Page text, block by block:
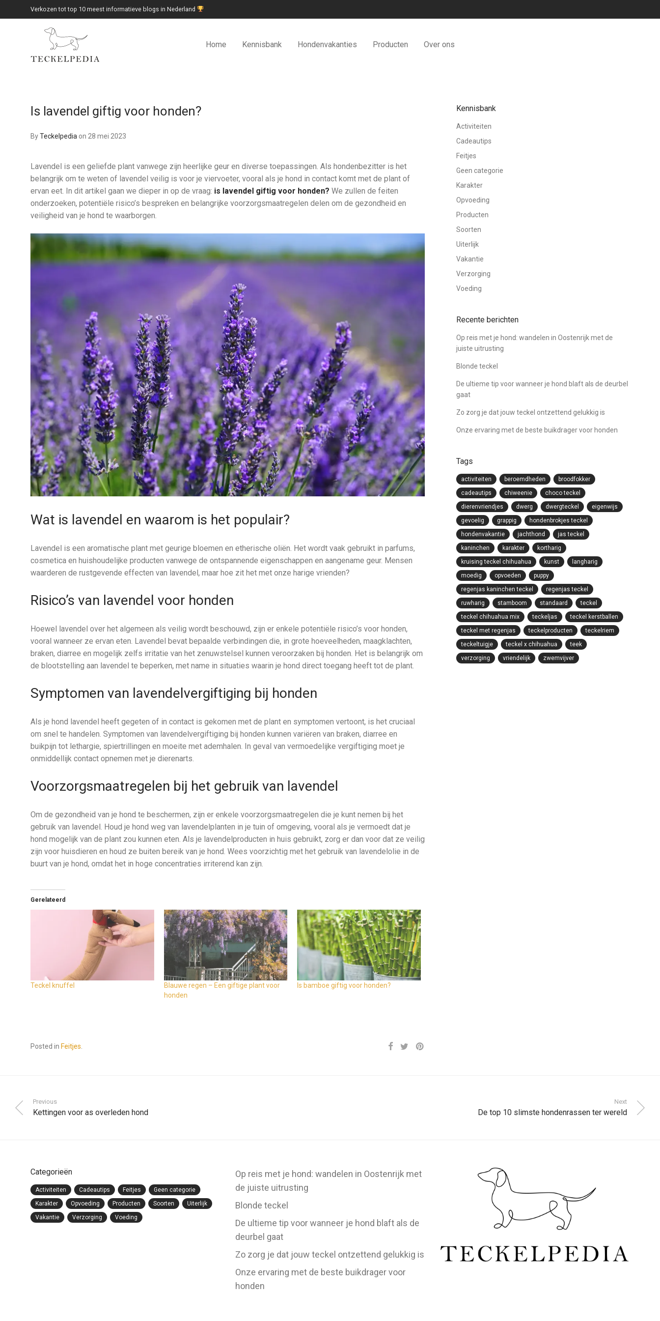
Verkozen tot top 10 meest informatieve blogs in Nederland
Home Kennisbank Hondenvakanties Producten Over ons
Is lavendel giftig voor honden?
ByTeckelpedia on 28 mei 2023
Lavendel is een geliefde plant vanwege zijn heerlijke geur en diverse toepassingen. Als hondenbezitter is het
belangrijk om te weten of lavendel veilig is voor je viervoeter, vooral als je hond in contact komt met de plant of
ervan eet. In dit artikel gaan we dieper in op de vraag: is lavendel giftig voor honden? We zullen de feiten
onderzoeken, potentiële risico’s bespreken en belangrijke voorzorgsmaatregelen delen om de gezondheid en
veiligheid van je hond te waarborgen.
Wat is lavendel en waarom is het populair?
Lavendel is een aromatische plant met geurige bloemen en etherische oliën. Het wordt vaak gebruikt in parfums,
cosmetica en huishoudelijke producten vanwege de ontspannende eigenschappen en aangename geur. Mensen
waarderen de rustgevende effecten van lavendel, maar hoe zit het met onze harige vrienden?
Risico’s van lavendel voor honden
Hoewel lavendel over het algemeen als veilig wordt beschouwd, zijn er enkele potentiële risico’s voor honden,
vooral wanneer ze ervan eten. Lavendel bevat bepaalde verbindingen die, in grote hoeveelheden, maagklachten,
braken, diarree en mogelijk zelfs irritatie van het zenuwstelsel kunnen veroorzaken bij honden. Het is belangrijk om
de blootstelling aan lavendel te beperken, met name in situaties waarin je hond direct toegang heeft tot de plant.
Symptomen van lavendelvergiftiging bij honden
Als je hond lavendel heeft gegeten of in contact is gekomen met de plant en symptomen vertoont, is het cruciaal
om snel te handelen. Symptomen van lavendelvergiftiging bij honden kunnen variëren van braken, diarree en
buikpijn tot lethargie, spiertrillingen en moeite met ademhalen. In geval van vermoedelijke vergiftiging moet je
onmiddellijk contact opnemen met je dierenarts.
Voorzorgsmaatregelen bij het gebruik van lavendel
Om de gezondheid van je hond te beschermen, zijn er enkele voorzorgsmaatregelen die je kunt nemen bij het
gebruik van lavendel. Houd je hond weg van lavendelplanten in je tuin of omgeving, vooral als je vermoedt dat je
hond mogelijk van de plant zou kunnen eten. Als je lavendelproducten in huis gebruikt, zorg er dan voor dat ze veilig
zijn voor huisdieren en houd ze buiten bereik van je hond. Wees voorzichtig met het gebruik van lavendelolie in de
buurt van je hond, omdat het in hoge concentraties irriterend kan zijn.
Gerelateerd
Teckel knuffel
Blauwe regen – Een giftige plant voor
honden
Is bamboe giftig voor honden?
Posted in Feitjes
Kennisbank
Activiteiten
Cadeautips
Feitjes
Geen categorie
Karakter
Opvoeding
Producten
Soorten
Uiterlijk
Vakantie
Verzorging
Voeding
Recente berichten
Op reis met je hond: wandelen in Oostenrijk met de
juiste uitrusting
Blonde teckel
De ultieme tip voor wanneer je hond blaft als de deurbel
gaat
Zo zorg je dat jouw teckel ontzettend gelukkig is
Onze ervaring met de beste buikdrager voor honden
Tags
activiteiten beroemdheden
broodfokker
cadeautips
chiweenie
choco teckel
dierenvriendjes
dwerg dwergteckel
eigenwijs
gevoelig
grappig
hondenbrokjes teckel
hondenvakantie
jachthond
jas teckel
kaninchen
karakter
kortharig
kruising teckel chihuahua
kunst
langharig
moedig
opvoeden
puppy
regenjas kaninchen teckel
regenjas teckel
ruwharig
stamboom standaard
teckel
teckel chihuahua mix
teckeljas
teckel kerstballen
teckel met regenjas
teckelproducten
teckelriem
teckeltuigje
teckel x chihuahua
teek
verzorging
vriendelijk zwemvijver
Previous
Kettingen voor as overleden hond
Next
De top 10 slimste hondenrassen ter wereld
Categorieën
Activiteiten Cadeautips Feitjes
Geen categorie
Karakter
Opvoeding Producten Soorten
Uiterlijk
Vakantie
Verzorging Voeding
Op reis met je hond: wandelen in Oostenrijk met
de juiste uitrusting
Blonde teckel
De ultieme tip voor wanneer je hond blaft als de
deurbel gaat
Zo zorg je dat jouw teckel ontzettend gelukkig is
Onze ervaring met de beste buikdrager voor
honden